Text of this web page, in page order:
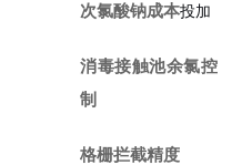
次氯酸钠成本投加
消毒接触池余氯控
制
格栅拦截精度